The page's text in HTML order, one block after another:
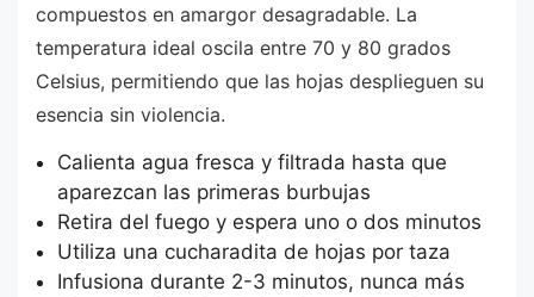
compuestos en amargor desagradable. La
temperatura ideal oscila entre 70 y 80 grados
Celsius, permitiendo que las hojas desplieguen su
esencia sin violencia.
Calienta agua fresca y filtrada hasta que
aparezcan las primeras burbujas
Retira del fuego y espera uno o dos minutos
Utiliza una cucharadita de hojas por taza
Infusiona durante 2-3 minutos, nunca más